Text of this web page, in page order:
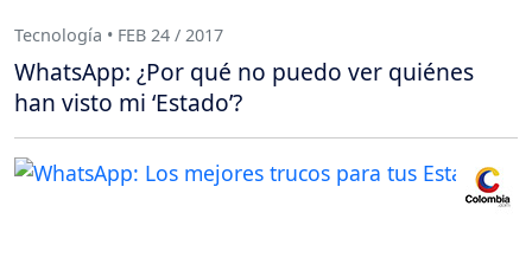
Tecnología • FEB 24 / 2017
WhatsApp: ¿Por qué no puedo ver quiénes
han visto mi ‘Estado’?